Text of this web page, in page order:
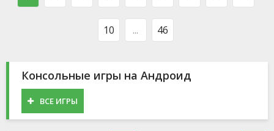
10 ... 46
Консольные игры на Андроид
ВСЕ ИГРЫ